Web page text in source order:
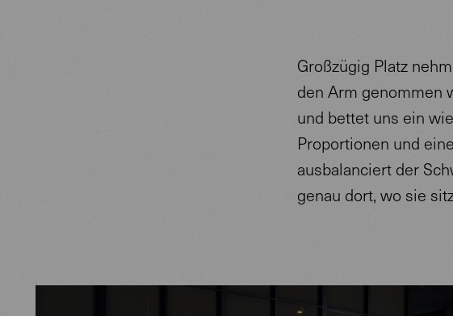
Großzügig Platz
den Arm genommen
und bettet uns ein
Proportionen und
ausbalanciert der
genau dort, wo sie